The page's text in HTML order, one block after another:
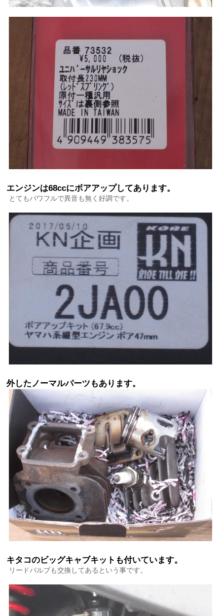
エンジンは68ccにボアアップしてあります。
とてもパワフルで異音も無く好調です。
外したノーマルパーツもあります。
キタコのビッグキャブキットも付いています。
リードバルブも交換してあるという事です。